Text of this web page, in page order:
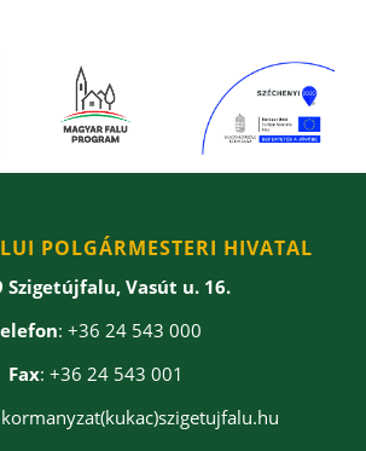
POLGÁRMESTERI HIVATAL
Szigetújfalu, Vasút u. 16.
: +36 24 543 000
Fax: +36 24 543 001